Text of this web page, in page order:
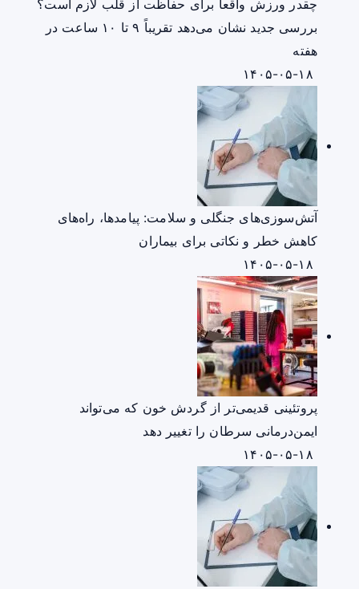
چقدر ورزش واقعاً برای حفاظت از قلب لازم است؟
بررسی جدید نشان می‌دهد تقریباً ۹ تا ۱۰ ساعت در
هفته
آتش‌سوزی‌های جنگلی و سلامت: پیامدها، راه‌های
کاهش خطر و نکاتی برای بیماران
پروتئینی قدیمی‌تر از گردش خون که می‌تواند
ایمن‌درمانی سرطان را تغییر دهد